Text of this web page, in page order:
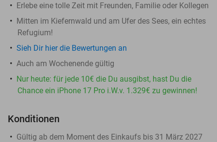
Erlebe eine tolle Zeit mit Freunden, Familie oder Kollegen
Mitten im Kiefernwald und am Ufer des Sees, ein echtes
Refugium!
Sieh Dir hier die Bewertungen an
Auch am Wochenende gültig
Nur heute: für jede 10€ die Du ausgibst, hast Du die
Chance ein iPhone 17 Pro i.W.v. 1.329€ zu gewinnen!
Konditionen
Gültig ab dem Moment des Einkaufs bis 31 März 2027